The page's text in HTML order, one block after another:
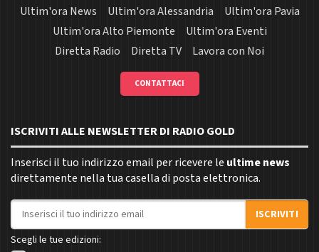
Ultim'ora News
Ultim'ora Alessandria
Ultim'ora Pavia
Ultim'ora Alto Piemonte
Ultim'ora Eventi
Diretta Radio
Diretta TV Lavora con Noi
CONTATTACI
ISCRIVITI ALLE NEWSLETTER DI RADIO GOLD
Inserisci il tuo indirizzo email per ricevere le ultime news
direttamente nella tua casella di posta elettronica.
Indirizzo email
ISCRIVITI
Scegli le tue edizioni: